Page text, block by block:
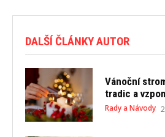
DALŠÍ ČLÁNKY AUTOR
Vánoční
tradic a
Rady a Návody